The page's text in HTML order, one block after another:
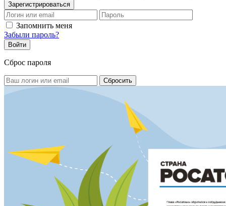
Запомнить меня
Забыли пароль?
Сброс пароля